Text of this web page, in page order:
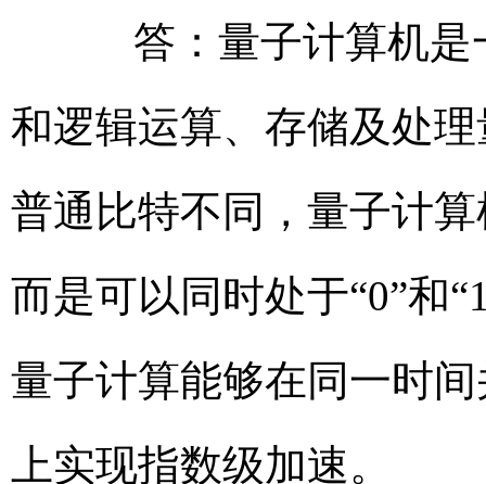
答：量子计算机是
和逻辑运算、存储及处
普通比特不同，量子计
而是可以同时处于“0”和
量子计算能够在同一时
上实现指数级加速。